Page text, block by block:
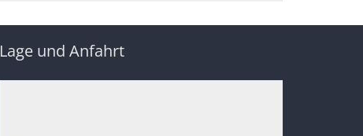
Lage und Anfahrt